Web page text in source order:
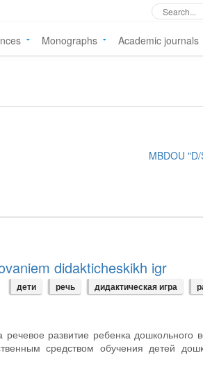
Monographs Academic journals
MBDOU
didakticheskikh igr
дети речь дидактическая игра
развитие ребенка дошкольного
средством обучения детей